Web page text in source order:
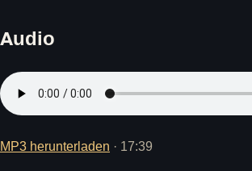
Audio
MP3 herunterladen · 17:39